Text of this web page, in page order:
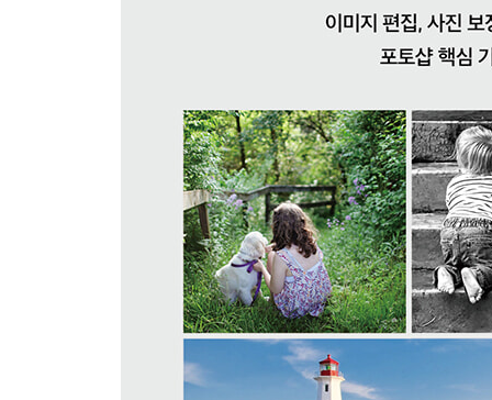
03 | 파일 관리 기본기 익히기 → New / Open /
3 Open 명령으로 이미지 불러오기
4 Save 명령으로 작업 이미지 저장하기
5 Exit 명령으로 작업 종료하기
6 어도비 클라우드 공간에 파일 저장하기
7 캔버스 만들고 닫기
8 캔버스 크기 직접 설정하기
9 여러 장의 이미지 열고 가져오기
10 여러 작업 창을 정렬하여 효율적으로 보기
04 | 본격적인 작업을 위한 준비 운동하기 →